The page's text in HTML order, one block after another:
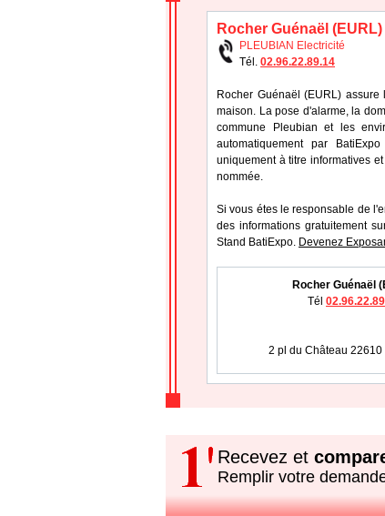
Rocher Guénaël (EURL)
PLEUBIAN Electricité
Tél. 02.96.22.89.14
Rocher Guénaël (EURL)
maison. La pose d'alarme, la
commune Pleubian et les
automatiquement par
uniquement à titre informatives
nommée.
Si vous étes le responsable de
des informations gratuitement
Stand BatiExpo. Devenez
Rocher Guénaël
Tél
2 pl du Château 22610
Recevez et
Remplir votre